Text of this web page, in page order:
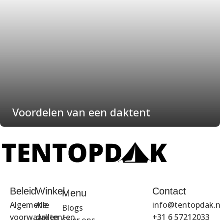
Voordelen van een daktent
Beleid
Algemene
voorwaarden
Winkel
Alle
daktenten
Menu
Blogs
Contact
+31 6 57212033